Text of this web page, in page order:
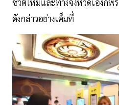
ดังกล่าวอย่างเต็มที่